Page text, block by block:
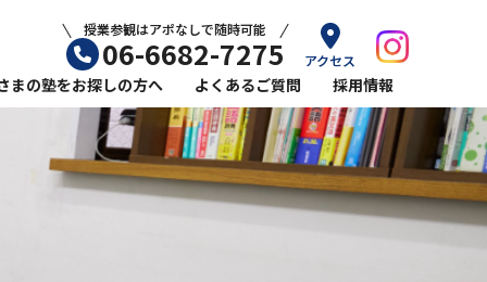
授業参観はアポなしで随時可能
06-6682-7275 アクセス
まの塾をお探しの方へ
林教室の小学生コース
平林教室の英語指導
よくあるご質問 採用情報